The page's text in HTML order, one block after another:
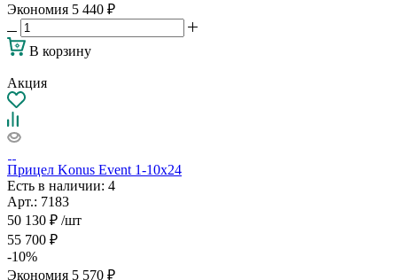
Экономия 5 440 ₽
В корзину
Акция
Прицел Konus Event 1-10x24
Есть в наличии: 4
Арт.: 7183
50 130 ₽ /шт
55 700 ₽
-10%
Экономия 5 570 ₽